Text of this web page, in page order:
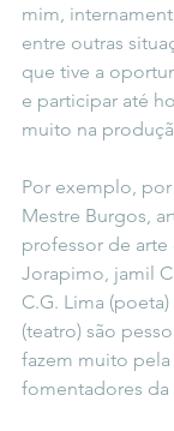
mim,
entre outras
que tive a
e participar até
muito na
Por exemplo,
Mestre Burgos,
professor de
Jorapimo, jamil
C.G. Lima
(teatro) são
fazem muito
fomentadores da